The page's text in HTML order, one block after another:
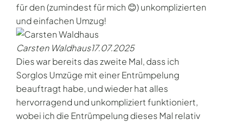
für den (zumindest für mich 😊) unkomplizierten
und einfachen Umzug!
Carsten Waldhaus17.07.2025
Dies war bereits das zweite Mal, dass ich
Sorglos Umzüge mit einer Entrümpelung
beauftragt habe, und wieder hat alles
hervorragend und unkompliziert funktioniert,
wobei ich die Entrümpelung dieses Mal relativ